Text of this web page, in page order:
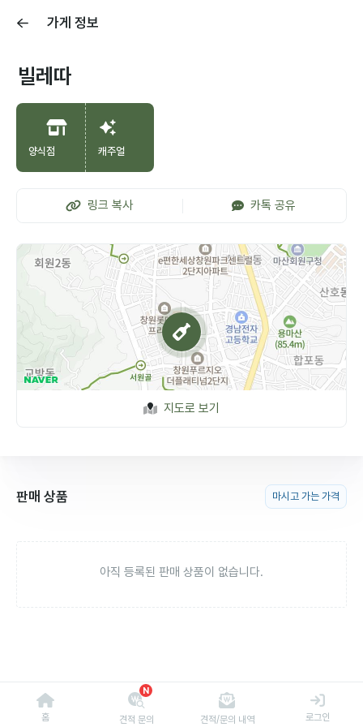
가게 정보
빌레따
양식점 캐주얼
링크 복사 카톡 공유
지도로 보기
판매 상품 마시고 가는 가격
아직 등록된 판매 상품이 없습니다.
홈
N
견적 문의 견적/문의 내역 로그인